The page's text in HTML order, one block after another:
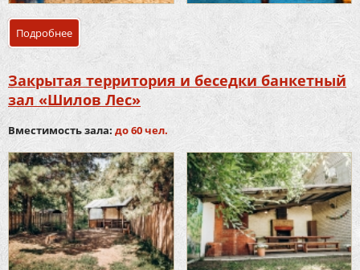
Подробнее о Баня на дровах «Шилов лес»
Закрытая территория и беседки банкетный
зал «Шилов Лес»
Вместимость зала: до 60 чел.